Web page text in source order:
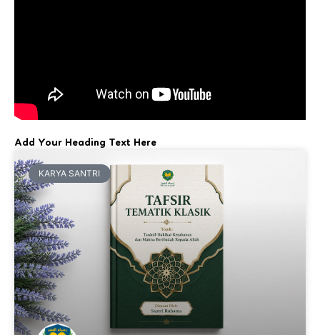
Add Your Heading Text Here
KARYA SANTRI